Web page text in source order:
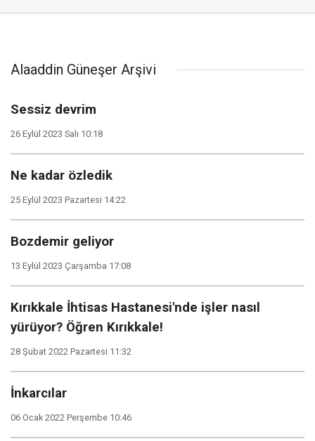
Alaaddin Güneşer Arşivi
Sessiz devrim
26 Eylül 2023 Salı 10:18
Ne kadar özledik
25 Eylül 2023 Pazartesi 14:22
Bozdemir geliyor
13 Eylül 2023 Çarşamba 17:08
Kırıkkale İhtisas Hastanesi'nde işler nasıl
yürüyor? Öğren Kırıkkale!
28 Şubat 2022 Pazartesi 11:32
İnkarcılar
06 Ocak 2022 Perşembe 10:46